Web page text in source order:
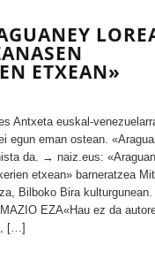
ETXEAN»
Antxeta euskal-
egun eman ostean.
da. → naiz.eus:
etxean» barneratzea
Bilboko Bira kulturgunean.
EZA«Hau ez da
[…]